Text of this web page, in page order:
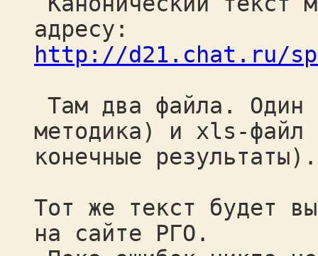
адресу:
http://d21.chat.ru/
Там два файла. Один
методика) и xls-файл
конечные результаты).
Тот же текст будет
на сайте РГО.